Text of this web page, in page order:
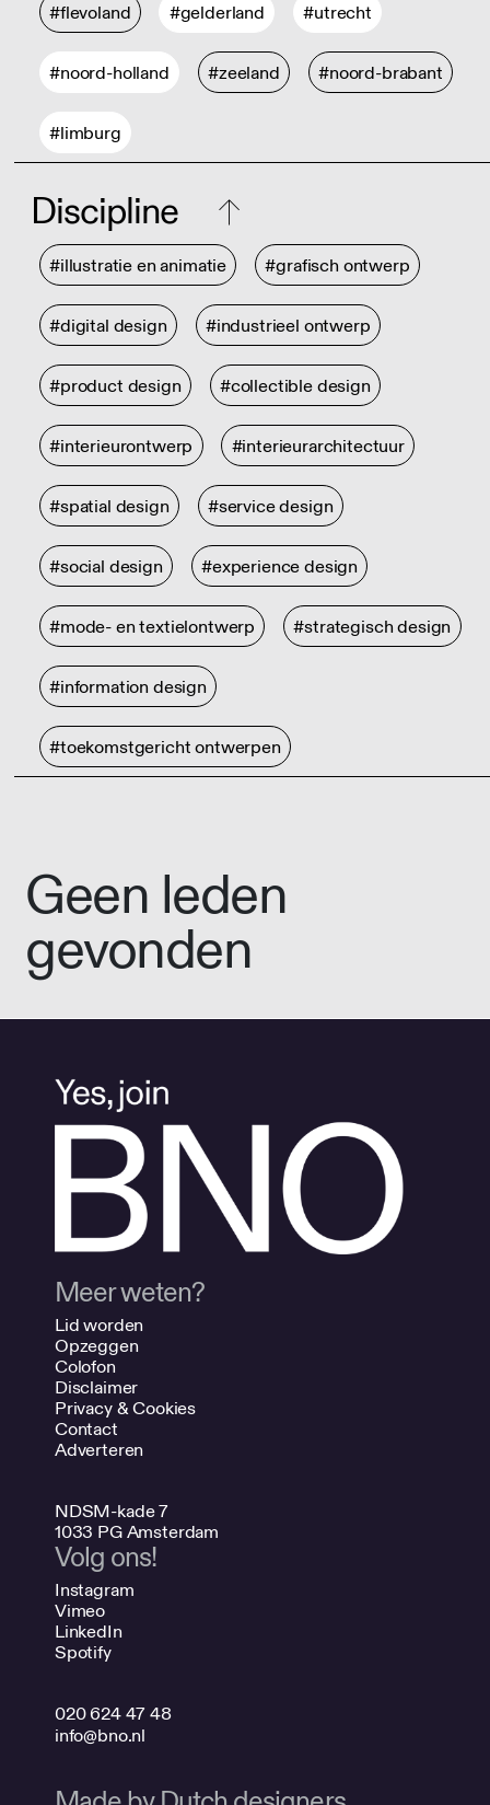
#flevoland #gelderland #utrecht
#noord-holland #zeeland #noord-brabant
#limburg
Discipline
#illustratie en animatie #grafisch ontwerp
#digital design #industrieel ontwerp
#product design #collectible design
#interieurontwerp #interieurarchitectuur
#spatial design #service design
#social design #experience design
#mode- en textielontwerp #strategisch design
#information design
#toekomstgericht ontwerpen
Geen leden
gevonden
Meer weten?
Lid worden
Opzeggen
Colofon
Disclaimer
Privacy & Cookies
Contact
Adverteren
NDSM-kade 7
1033 PG Amsterdam
Volg ons!
Instagram
Vimeo
LinkedIn
Spotify
020 624 47 48
info@bno.nl